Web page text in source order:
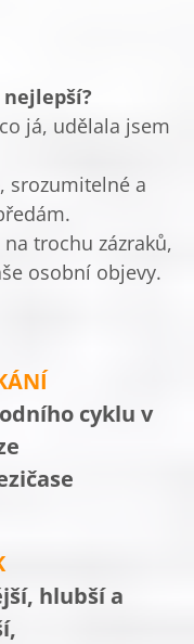
já, udělala jsem
srozumitelné a
trochu zázraků,
osobní objevy.
cyklu v
hlubší a